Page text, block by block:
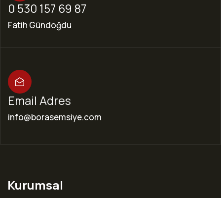
0 530 157 69 87
Fatih Gündoğdu
Email Adres
info@borasemsiye.com
Kurumsal